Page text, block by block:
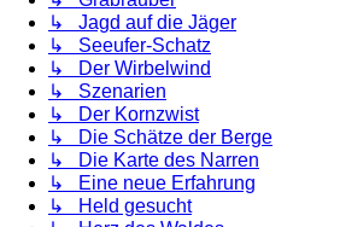
↳ Jagd auf die Jäger
↳ Seeufer-Schatz
↳ Der Wirbelwind
↳ Szenarien
↳ Der Kornzwist
↳ Die Schätze der Berge
↳ Die Karte des Narren
↳ Eine neue Erfahrung
↳ Held gesucht